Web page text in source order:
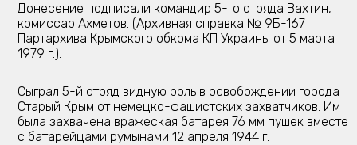
Донесение подписали командир 5-го отряда Вахтин,
комиссар Ахметов. (Архивная справка № 9Б-167
Партархива Крымского обкома КП Украины от 5 марта
1979 г.).
Сыграл 5-й отряд видную роль в освобождении города
Старый Крым от немецко-фашистских захватчиков. Им
была захвачена вражеская батарея 76 мм пушек вместе
с батарейцами румынами 12 апреля 1944 г.